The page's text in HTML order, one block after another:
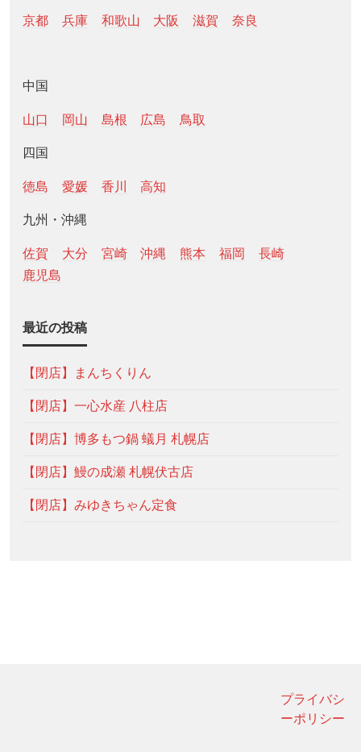
京都 兵庫 和歌山 大阪 滋賀 奈良
中国
山口 岡山 島根 広島 鳥取
四国
徳島 愛媛 香川 高知
九州・沖縄
佐賀 大分 宮崎 沖縄 熊本 福岡
長崎
鹿児島
最近の投稿
【閉店】まんちくりん
【閉店】一心水産 八柱店
【閉店】博多もつ鍋 蟻月 札幌店
【閉店】鰻の成瀬 札幌伏古店
【閉店】みゆきちゃん定食
プライバシ
ーポリシー